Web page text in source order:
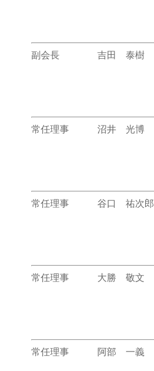
副会長 吉田 泰樹
常任理事 沼井 光博
常任理事 谷口 祐次郎
常任理事 大勝 敬文
常任理事 阿部 一義